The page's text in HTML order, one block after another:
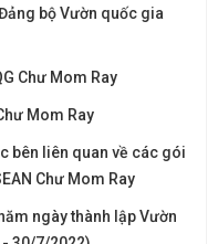
bộ Vườn quốc gia
Chư Mom Ray
Mom Ray
bên liên quan về các gói
Chư Mom Ray
ngày thành lập Vườn